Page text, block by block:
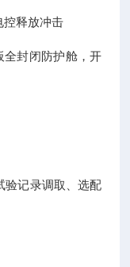
控释放冲击
全封闭防护舱，开
验记录调取、选配